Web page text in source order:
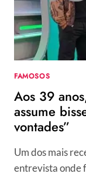
SHOW
DE
“BICHA”
FAMOSOS
Aos 39
assume
vontades”
Um dos mais
entrevista onde